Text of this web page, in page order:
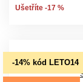
Ušetříte -17 %
-14% kód LETO14